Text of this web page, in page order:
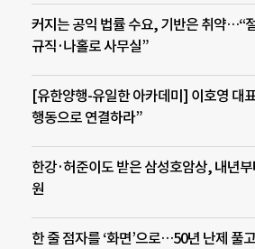
커지는 공익 법률 수요, 기반은 취약…“
규직·나홀로 사무실”
[유한양행-유일한 아카데미] 이호영 대
행동으로 연결하라”
한강·허준이도 받은 삼성호암상, 내년
원
한 줄 점자를 ‘화면’으로…50년 난제 풀